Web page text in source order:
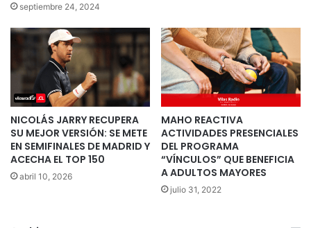
septiembre 24, 2024
NICOLÁS JARRY RECUPERA
SU MEJOR VERSIÓN: SE METE
EN SEMIFINALES DE MADRID Y
ACECHA EL TOP 150
abril 10, 2026
MAHO REACTIVA
ACTIVIDADES PRESENCIALES
DEL PROGRAMA
“VÍNCULOS” QUE BENEFICIA
A ADULTOS MAYORES
julio 31, 2022